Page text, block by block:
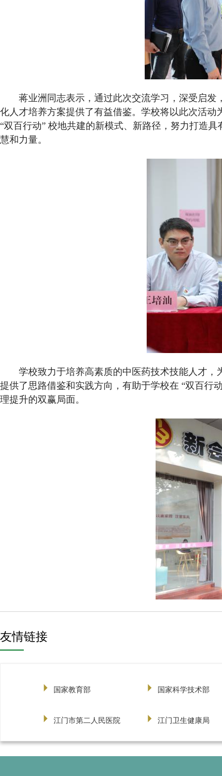
蒋业洲同志表示，通过此次交流学习，深受启
化人才培养方案提供了有益借鉴。学校将以此次活
“双百行动” 校地共建的新模式、新路径，努力打造
慧和力量。
学校致力于培养高素质的中医药技术技能人才
提供了思路借鉴和实践方向，有助于学校在 “双百行
理提升的双赢局面。
友情链接
国家教育部 国家科学技术部
江门市第二人民医院 江门卫生健康局